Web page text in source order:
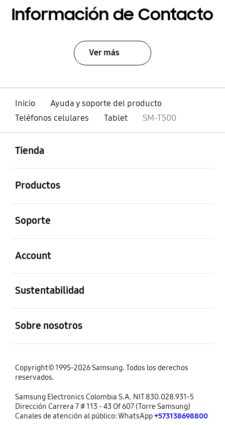
Información de Contacto
Ver más
Inicio
Ayuda y soporte del producto
Teléfonos celulares
Tablet SM-T500
Tienda
Productos
Soporte
Account
Sustentabilidad
Sobre nosotros
Copyright© 1995-2026 Samsung. Todos los derechos
reservados.
Samsung Electronics Colombia S.A. NIT 830.028.931-5
Dirección Carrera 7 # 113 - 43 Of 607 (Torre Samsung)
Canales de atención al público: WhatsApp+573138698800